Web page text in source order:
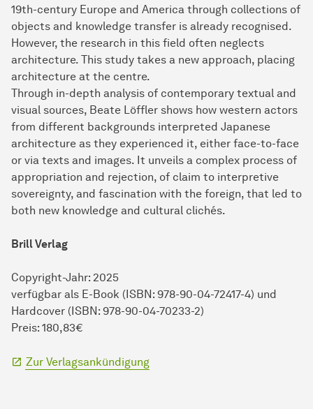
19th-century Europe and America through collections of
objects and knowledge transfer is already recognised.
However, the research in this field often neglects
architecture. This study takes a new approach, placing
architecture at the centre.
Through in-depth analysis of contemporary textual and
visual sources, Beate Löffler shows how western actors
from different backgrounds interpreted Japanese
architecture as they experienced it, either face-to-face
or via texts and images. It unveils a complex process of
appropriation and rejection, of claim to interpretive
sovereignty, and fascination with the foreign, that led to
both new knowledge and cultural clichés.
Brill Verlag
Copyright-Jahr: 2025
verfügbar als E-Book (ISBN: 978-90-04-72417-4) und
Hardcover (ISBN: 978-90-04-70233-2)
Preis: 180,83€
Zur Verlagsankündigung